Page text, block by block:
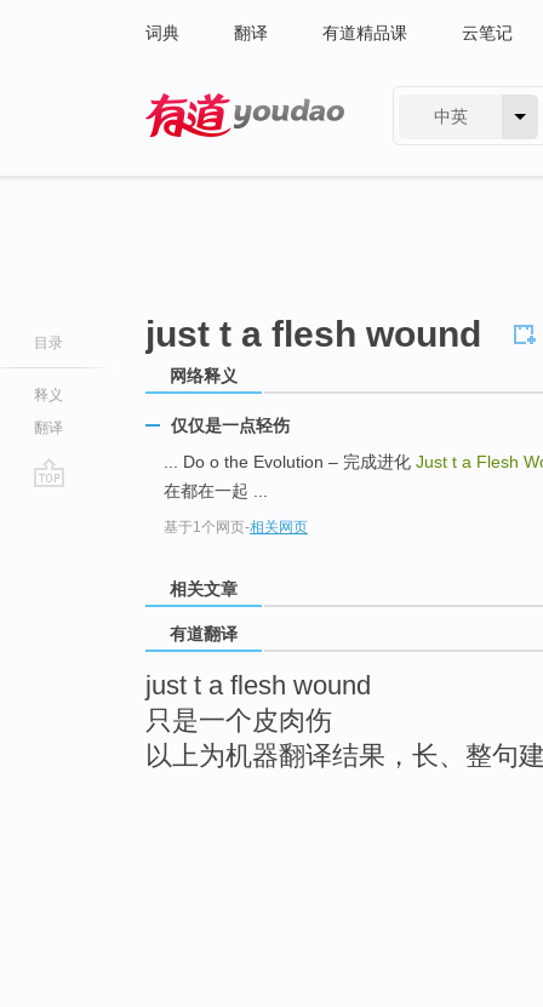
词典 翻译 有道精品课 云笔记
中英
目录
释义
翻译
just t a flesh wound
网络释义
仅仅是一点轻伤
... Do o the Evolution – 完成进化 Just t a Flesh
在都在一起 ...
基于1个网页-相关网页
相关文章
有道翻译
just t a flesh wound
只是一个皮肉伤
以上为机器翻译结果，长、整句